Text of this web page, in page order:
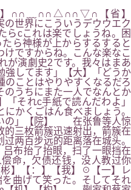
∩∩﹏∩∩△∩∩▽∩【省】
の世界にこういうデウウエク
らcこれは楽でしょうね。困
ら神様が上からするすると
けですからね。こんな楽なこ
が演劇史2です。我々はまあ
強してます」【大】「どうか
ことはやりやすくなるだろ
のうちにまた一人でなんとか
それc手紙で読んだわよ」
かくごはん食べましょう。
の」【院】 在张鲁等人惊
三枚箭簇迅速射出，箭簇在
两百步远的距离落在城头。
布抬了抬眼，扫了一眼挡在
命，欠债还钱，没人教过你
】【：】【我】☉【一】レ
曲げて笑った。そしてそれ